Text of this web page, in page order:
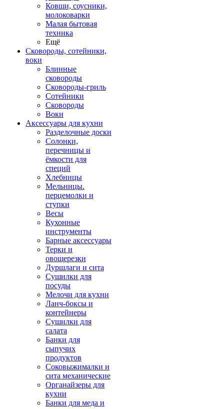
Ковши, соусники,
молоковарки
Малая бытовая
техника
Ещё
Сковороды, сотейники,
воки
Блинные
сковороды
Сковороды-гриль
Сотейники
Сковороды
Воки
Аксессуары для кухни
Разделочные доски
Солонки,
перечницы и
ёмкости для
специй
Хлебницы
Мельницы.
перцемолки и
ступки
Весы
Кухонные
инструменты
Барные аксессуары
Терки и
овощерезки
Дуршлаги и сита
Сушилки для
посуды
Мелочи для кухни
Ланч-боксы и
контейнеры
Сушилки для
салата
Банки для
сыпучих
продуктов
Соковыжималки и
сита механические
Органайзеры для
кухни
Банки для меда и